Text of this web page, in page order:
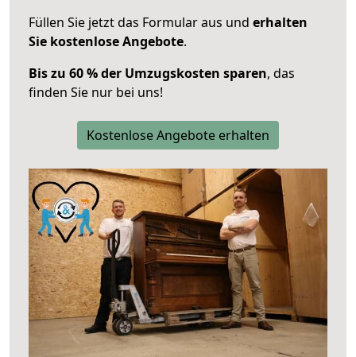
Füllen Sie jetzt das Formular aus und erhalten
Sie kostenlose Angebote.
Bis zu 60 % der Umzugskosten sparen, das
finden Sie nur bei uns!
Kostenlose Angebote erhalten